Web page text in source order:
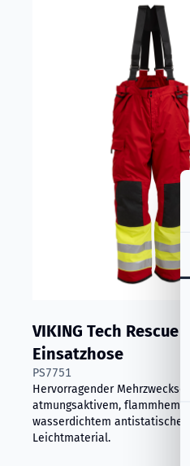
VIKING Tech Rescue
Einsatzhose
PS7751
Hervorragender
atmungsaktivem,
wasserdichtem antistatischem
Leichtmaterial.